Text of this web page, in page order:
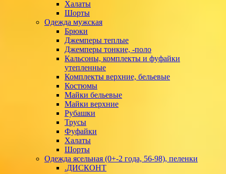
Халаты
Шорты
Одежда мужская
Брюки
Джемперы теплые
Джемперы тонкие, -поло
Кальсоны, комплекты и фуфайки
утепленные
Комплекты верхние, бельевые
Костюмы
Майки бельевые
Майки верхние
Рубашки
Трусы
Фуфайки
Халаты
Шорты
Одежда ясельная (0+-2 года, 56-98), пеленки
.ДИСКОНТ